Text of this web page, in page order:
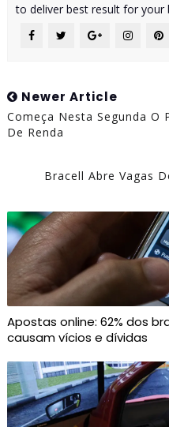
to deliver best result for your
Newer Article
Começa Nesta Segunda O
De Renda
Bracell Abre Vagas
Apostas online: 62% dos
causam vícios e dívidas